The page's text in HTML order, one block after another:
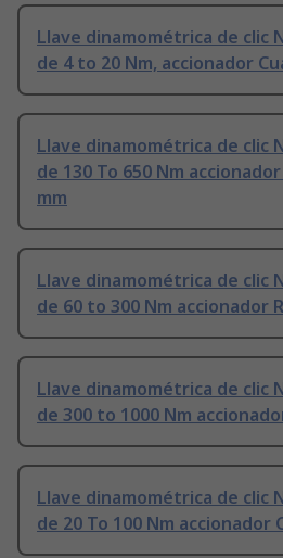
Llave dinamométrica de clic
de 4 to 20 Nm, accionador
Llave dinamométrica de clic
de 130 To 650 Nm
mm
Llave dinamométrica de clic
de 60 to 300 Nm accionador
Llave dinamométrica de clic
de 300 to 1000 Nm
Llave dinamométrica de clic
de 20 To 100 Nm accionador